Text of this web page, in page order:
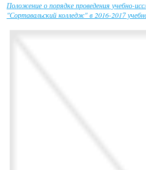
Положение о порядке проведения учебно-
"Сортавальский колледж" в 2016-2017